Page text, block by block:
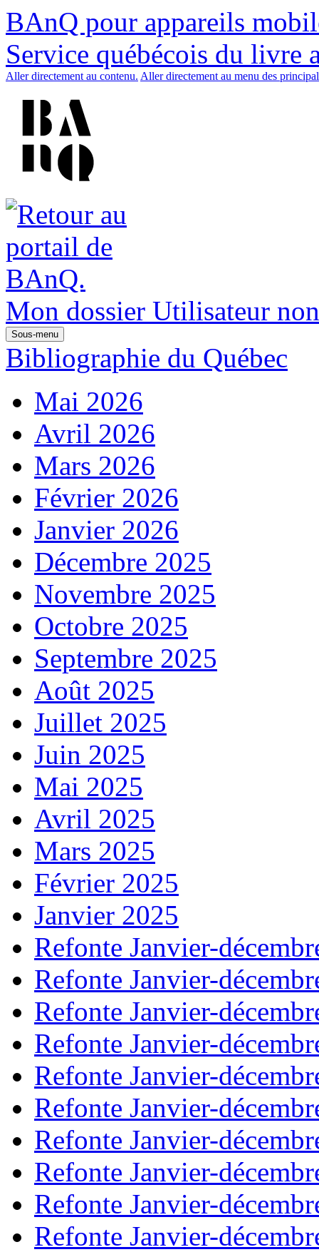
BAnQ pour appareils
Service québécois du livre
Aller directement au contenu. Aller directement au menu des
Mon dossier Utilisateur
Sous-menu
Bibliographie du Québec
Mai 2026
Avril 2026
Mars 2026
Février 2026
Janvier 2026
Décembre 2025
Novembre 2025
Octobre 2025
Septembre 2025
Août 2025
Juillet 2025
Juin 2025
Mai 2025
Avril 2025
Mars 2025
Février 2025
Janvier 2025
Refonte Janvier-
Refonte Janvier-
Refonte Janvier-
Refonte Janvier-
Refonte Janvier-
Refonte Janvier-
Refonte Janvier-
Refonte Janvier-
Refonte Janvier-
Refonte Janvier-